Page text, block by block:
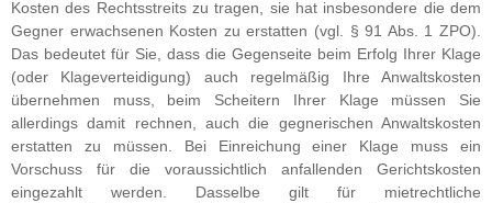
Kosten des Rechtsstreits zu tragen, sie hat insbesondere die dem
Gegner erwachsenen Kosten zu erstatten (vgl. § 91 Abs. 1 ZPO).
Das bedeutet für Sie, dass die Gegenseite beim Erfolg Ihrer Klage
(oder Klageverteidigung) auch regelmäßig Ihre Anwaltskosten
übernehmen muss, beim Scheitern Ihrer Klage müssen Sie
allerdings damit rechnen, auch die gegnerischen Anwaltskosten
erstatten zu müssen. Bei Einreichung einer Klage muss ein
Vorschuss für die voraussichtlich anfallenden Gerichtskosten
eingezahlt werden. Dasselbe gilt für mietrechtliche